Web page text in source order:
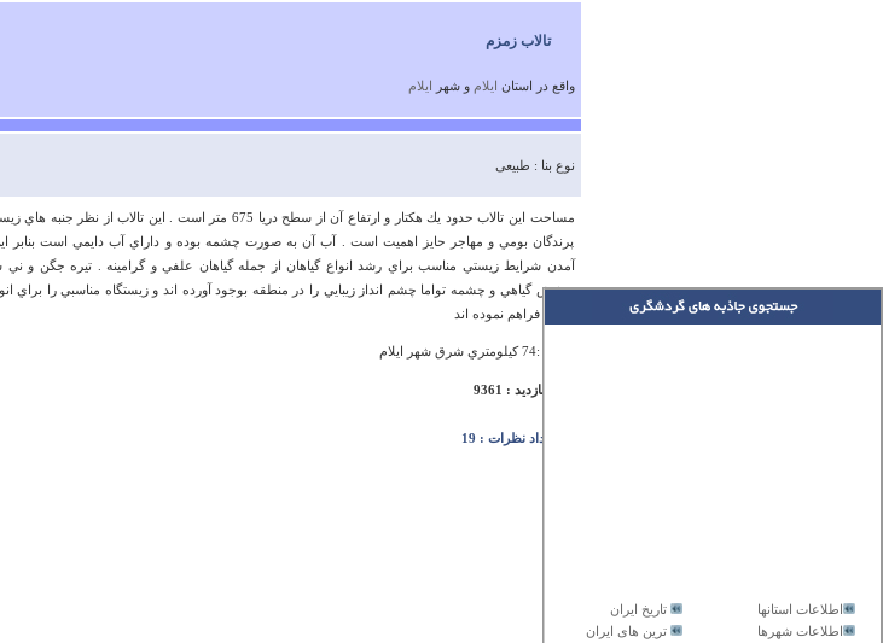
تاریخ ایران
اطلاعات استانها
ترین های ایران
اطلاعات شهرها
تالاب زمزم
واقع در استان ايلام و شهر ايلام
نوع بنا : طبیعی
مساحت اين تالاب حدود يك هكتار و ارتفاع آن از سطح دريا 675 متر است . اين
پرندگان بومي و مهاجر حايز اهميت است . آب آن به صورت چشمه بوده و داراي آب دايمي است بنابر
آمدن شرايط زيستي مناسب براي رشد انواع گياهان از جمله گياهان علفي و گرامينه . تيره جگن و
پوشش گياهي و چشمه تواما چشم انداز زيبايي را در منطقه بوجود آورده اند و زيستگاه مناسبي را براي
وحش فراهم نموده اند
آدرس :74 كيلومتري شرق شهر ايلام
تعداد بازدید : 9361
تعداد نظرات : 19